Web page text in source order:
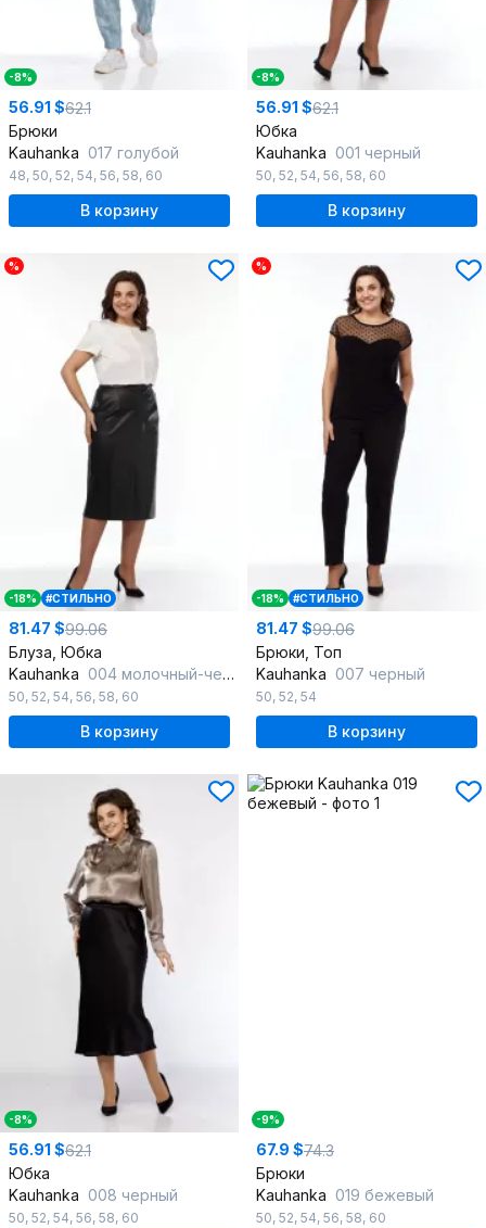
-8%
56.91 $62.1
Брюки
Kauhanka 017 голубой
48, 50, 52, 54, 56, 58, 60
В корзину
-8%
56.91 $62.1
Юбка
Kauhanka 001 черный
50, 52, 54, 56, 58, 60
В корзину
%
-18% #СТИЛЬНО
81.47 $99.06
Блуза, Юбка
Kauhanka 004 молочный-черный
50, 52, 54, 56, 58, 60
В корзину
%
-18% #СТИЛЬНО
81.47 $99.06
Брюки, Топ
Kauhanka 007 черный
50, 52, 54
В корзину
-8%
56.91 $62.1
Юбка
Kauhanka 008 черный
50, 52, 54, 56, 58, 60
-9%
67.9 $74.3
Брюки
Kauhanka 019 бежевый
50, 52, 54, 56, 58, 60